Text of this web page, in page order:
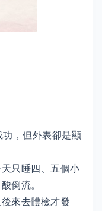
，但外表卻是顯
只睡四、五個小
倒流。
來去體檢才發